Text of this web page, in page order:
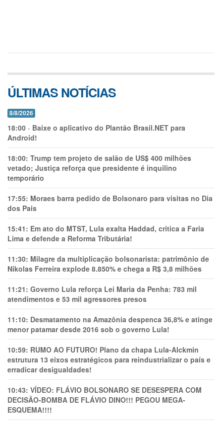
ÚLTIMAS NOTÍCIAS
8/8/2026
18:00 - Baixe o aplicativo do Plantão Brasil.NET para
Android!
18:00: Trump tem projeto de salão de US$ 400 milhões
vetado; Justiça reforça que presidente é inquilino
temporário
17:55: Moraes barra pedido de Bolsonaro para visitas no Dia
dos Pais
15:41: Em ato do MTST, Lula exalta Haddad, critica a Faria
Lima e defende a Reforma Tributária!
11:30: Milagre da multiplicação bolsonarista: patrimônio de
Nikolas Ferreira explode 8.850% e chega a R$ 3,8 milhões
11:21: Governo Lula reforça Lei Maria da Penha: 783 mil
atendimentos e 53 mil agressores presos
11:10: Desmatamento na Amazônia despenca 36,8% e atinge
menor patamar desde 2016 sob o governo Lula!
10:59: RUMO AO FUTURO! Plano da chapa Lula-Alckmin
estrutura 13 eixos estratégicos para reindustrializar o país e
erradicar desigualdades!
10:43: VÍDEO: FLÁVIO BOLSONARO SE DESESPERA COM
DECISÃO-BOMBA DE FLÁVIO DINO!!! PEGOU MEGA-
ESQUEMA!!!!